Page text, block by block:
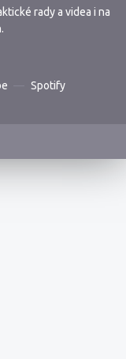
rady a videa i na
Spotify